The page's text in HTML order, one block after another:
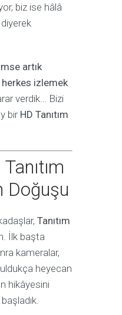
biz ise hâlâ
artık
izlemek
verdik… Bizi
bir HD Tanıtım
Doğuşu
Tanıtım
İlk başta
kameralar,
heyecan
hikâyesini